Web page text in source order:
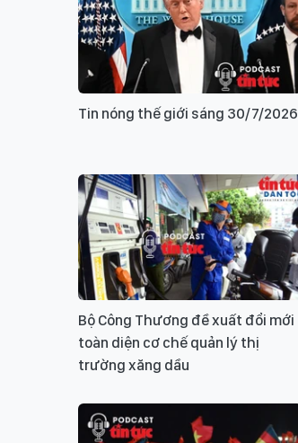
Tin nóng thế giới sáng 30/7/2026
Bộ Công Thương đề xuất đổi mới
toàn diện cơ chế quản lý thị
trường xăng dầu